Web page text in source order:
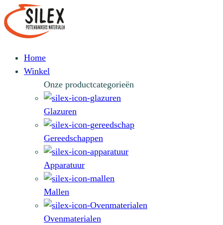
Home
Winkel
Onze productcategorieën
Glazuren
Gereedschappen
Apparatuur
Mallen
Ovenmaterialen